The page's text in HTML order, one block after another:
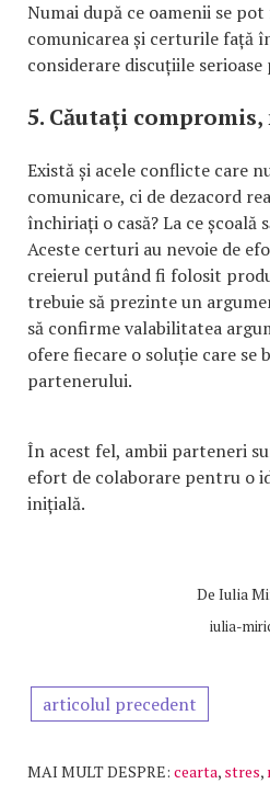
Numai după ce oamenii se
comunicarea și certurile față
considerare discuțiile serioase
5. Căutați
Există și acele conflicte care
comunicare, ci de dezacord
închiriați o casă? La ce
Aceste certuri au nevoie de
creierul putând fi folosit
trebuie să prezinte un
să confirme valabilitatea
ofere fiecare o soluție care se
partenerului.
În acest fel, ambii parteneri
efort de colaborare pentru o
inițială.
De Iulia
iulia-
articolul precedent
MAI MULT DESPRE: cearta, stres,